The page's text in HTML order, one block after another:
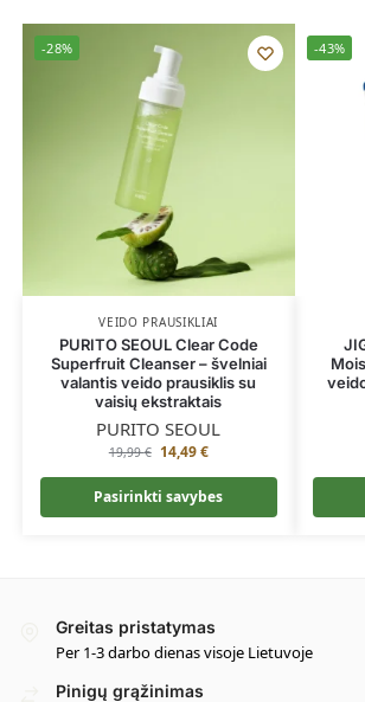
-28%
VEIDO PRAUSIKLIAI
PURITO SEOUL Clear Code
Superfruit Cleanser – švelniai
valantis veido prausiklis su
vaisių ekstraktais
PURITO SEOUL
19,99€ 14,49€
Pasirinkti savybes
-43%
Greitas pristatymas
Per 1-3 darbo dienas visoje Lietuvoje
Pinigų grąžinimas